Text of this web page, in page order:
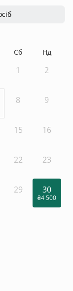
Сб Нд
1 2
8 9
15 16
22 23
29 30
₴4 500